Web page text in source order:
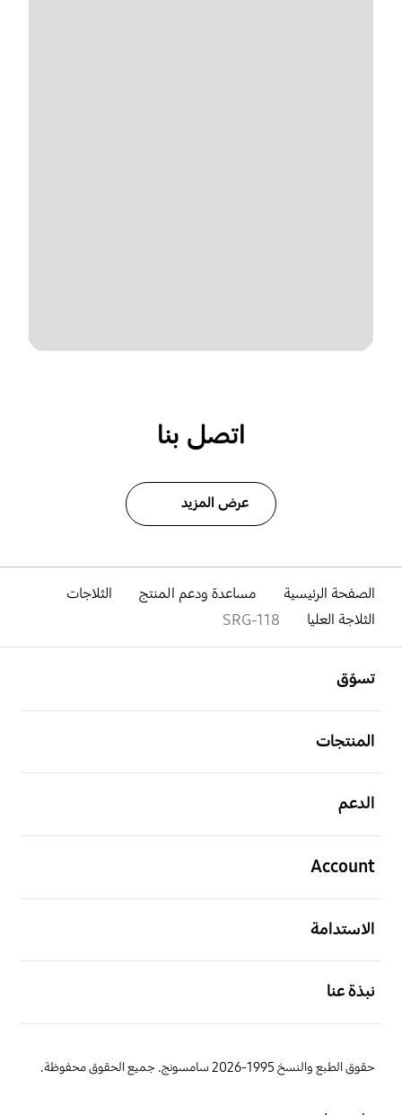
اتصل بنا
عرض المزيد
الصفحة الرئيسية مساعدة ودعم المنتج
الثلاجات
الثلاجة العليا
SRG-118
تسوّق
المنتجات
الدعم
Account
الاستدامة
نبذة عنا
حقوق الطبع والنسخ 1995-2026 سامسونج. جميع الحقوق محفوظة.